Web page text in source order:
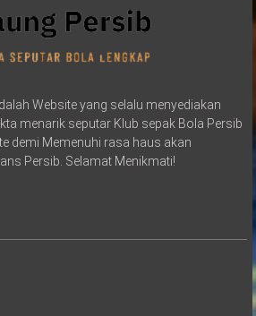
Website yang selalu menyediakan
menarik seputar Klub sepak Bola Persib
demi Memenuhi rasa haus akan
Persib. Selamat Menikmati!